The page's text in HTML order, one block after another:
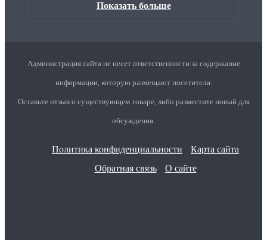
Показать больше
Администрация сайта не несет ответственности за содержание
информации, которую размещают посетители.
Оставьте отзыв о существующем товаре, либо разместите новый для
обсуждения.
Политика конфиденциальности
Карта сайта
Обратная связь
О сайте